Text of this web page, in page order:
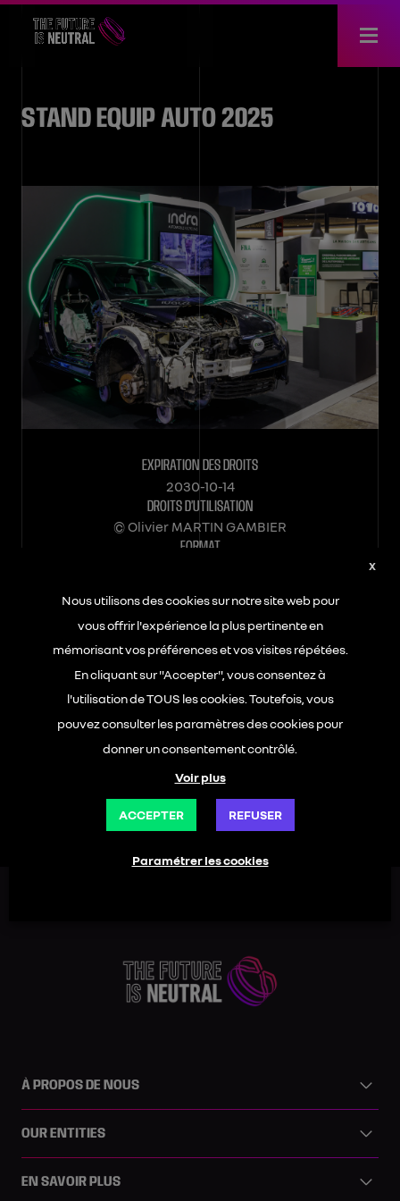
STAND EQUIP AUTO 2025
EXPIRATION DES DROITS
2030-10-14
DROITS D’UTILISATION
© Olivier MARTIN GAMBIER
FORMAT
2.67Mo
DIMENSIONS
4134x2807px
TÉLÉCHARGER
Partager sur
À PROPOS DE NOUS
OUR ENTITIES
EN SAVOIR PLUS
X
Nous utilisons des cookies sur notre site web pour
vous offrir l'expérience la plus pertinente en
mémorisant vos préférences et vos visites répétées.
En cliquant sur "Accepter", vous consentez à
l'utilisation de TOUS les cookies. Toutefois, vous
pouvez consulter les paramètres des cookies pour
donner un consentement contrôlé.
Voir plus
ACCEPTER REFUSER
Paramétrer les cookies